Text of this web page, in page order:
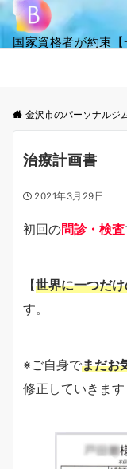
国家資格者が約束
金沢市のパーソナルジム ベッセ
治療計画書
2021年3月29日
初回の問診・検査
【世界に一つだ
す。
※ご自身でまだお
修正していきます